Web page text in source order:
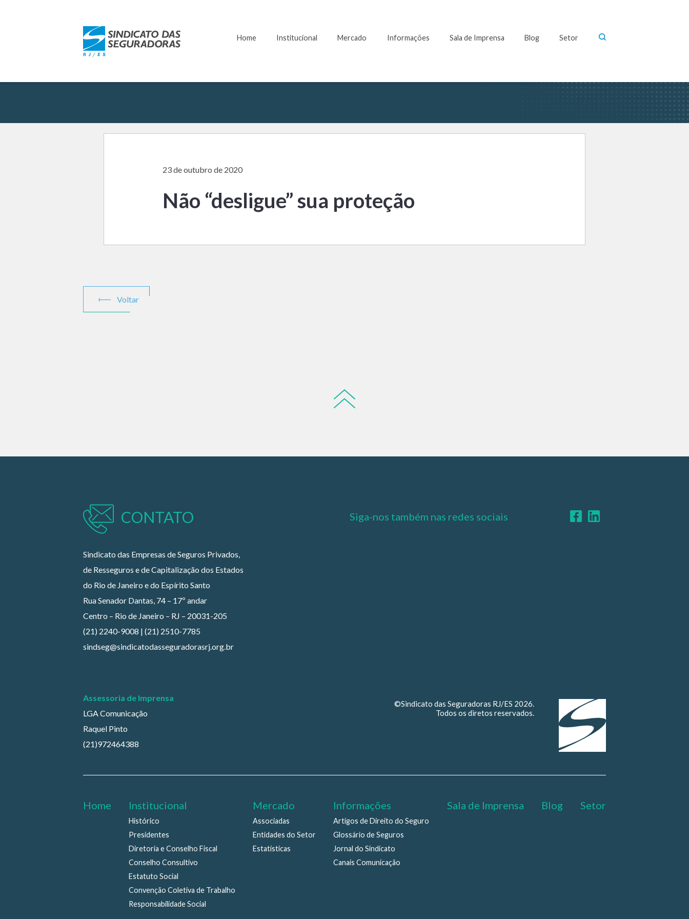
Home Institucional Mercado Informações Sala de Imprensa Blog Setor
23 de outubro de 2020
Não “desligue” sua proteção
Voltar
CONTATO
Sindicato das Empresas de Seguros Privados,
de Resseguros e de Capitalização dos Estados
do Rio de Janeiro e do Espírito Santo
Rua Senador Dantas, 74 – 17º andar
Centro – Rio de Janeiro – RJ – 20031-205
(21) 2240-9008 | (21) 2510-7785
sindseg@sindicatodasseguradorasrj.org.br
Assessoria de Imprensa
LGA Comunicação
Raquel Pinto
(21)972464388
Siga-nos também nas redes sociais
©Sindicato das Seguradoras RJ/ES 2026.
Todos os diretos reservados.
Home Institucional
Histórico
Presidentes
Diretoria e Conselho Fiscal
Conselho Consultivo
Estatuto Social
Convenção Coletiva de Trabalho
Responsabilidade Social
Mercado
Associadas
Entidades do Setor
Estatísticas
Informações
Artigos de Direito do Seguro
Glossário de Seguros
Jornal do Sindicato
Canais Comunicação
Sala de Imprensa Blog Setor